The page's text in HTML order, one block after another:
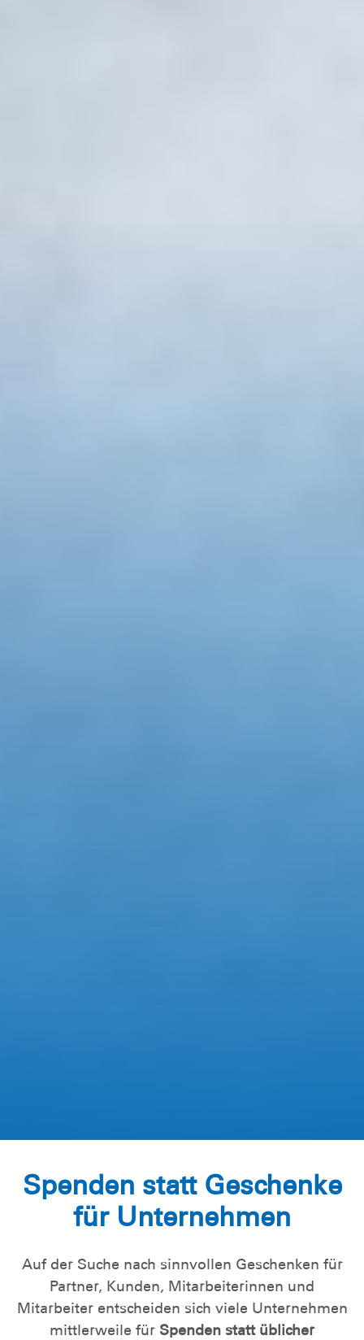
Spenden statt Geschenke
für Unternehmen
Auf der Suche nach sinnvollen Geschenken für
Partner, Kunden, Mitarbeiterinnen und
Mitarbeiter entscheiden sich viele Unternehmen
mittlerweile für Spenden statt üblicher